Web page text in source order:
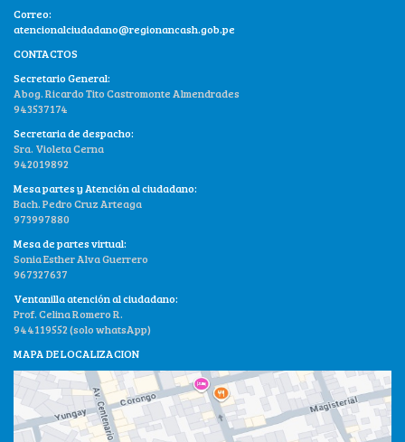
Correo:
atencionalciudadano@regionancash.gob.pe
CONTACTOS
Secretario General:
Abog. Ricardo Tito Castromonte Almendrades
943537174
Secretaria de despacho:
Sra. Violeta Cerna
942019892
Mesa partes y Atención al ciudadano:
Bach. Pedro Cruz Arteaga
973997880
Mesa de partes virtual:
Sonia Esther Alva Guerrero
967327637
Ventanilla atención al ciudadano:
Prof. Celina Romero R.
944119552 (solo whatsApp)
MAPA DE LOCALIZACION